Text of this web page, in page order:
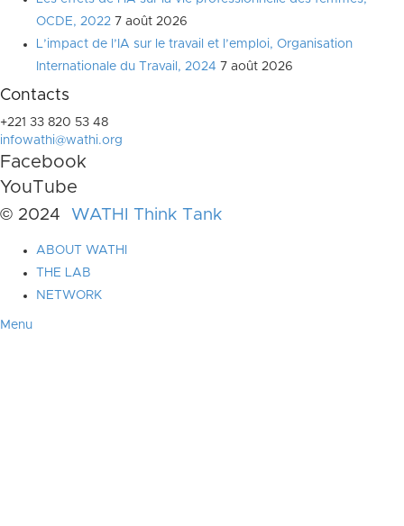
OCDE, 2022 7 août 2026
L’impact de l’IA sur le travail et l’emploi, Organisation
Internationale du Travail, 2024 7 août 2026
Contacts
+221 33 820 53 48
infowathi@wathi.org
Facebook
YouTube
© 2024 WATHI Think Tank
ABOUT WATHI
THE LAB
NETWORK
Menu